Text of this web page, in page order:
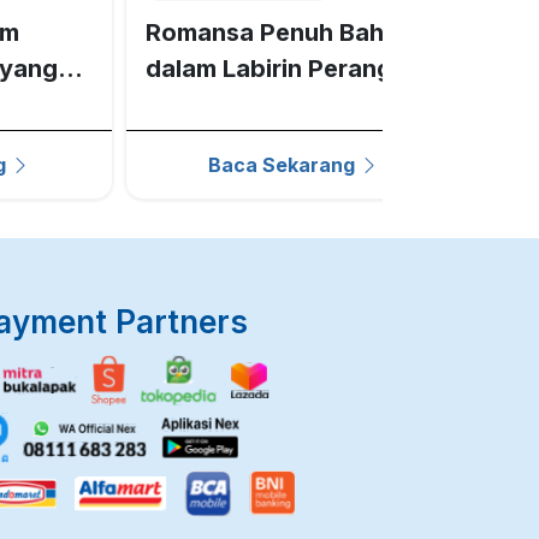
Romansa Penuh Bahaya
dalam Labirin Perang
Baca Sekarang
Partners